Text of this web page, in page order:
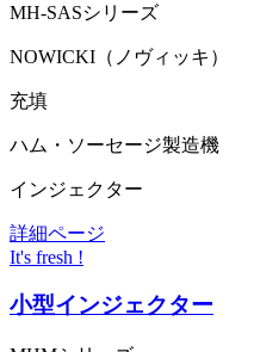
MH-SASシリーズ
NOWICKI（ノヴィッキ）
充填
ハム・ソーセージ製造機
インジェクター
詳細ページ
It's fresh !
小型インジェクター